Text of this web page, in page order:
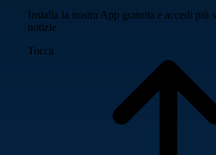
Installa la nostra App gratuita e accedi più
notizie
Tocca